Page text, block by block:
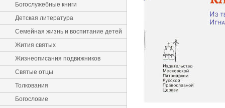
Богослужебные книги
Детская литература
Семейная жизнь и воспитание детей
Жития святых
Жизнеописания подвижников
Святые отцы
Толкования
Богословие